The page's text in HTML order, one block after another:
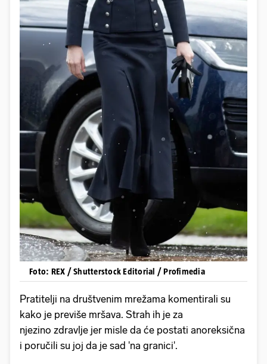
Foto: REX / Shutterstock Editorial / Profimedia
Pratitelji na društvenim mrežama komentirali su
kako je previše mršava. Strah ih je za
njezino zdravlje jer misle da će postati anoreksična
i poručili su joj da je sad 'na granici'.